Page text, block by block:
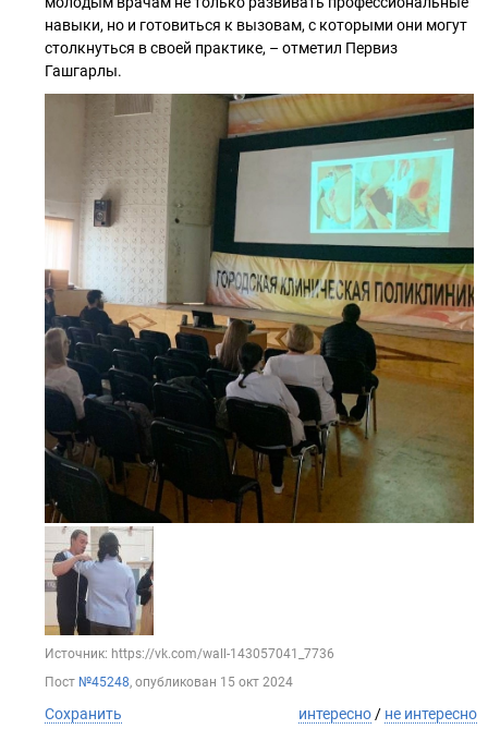
навыки, но и готовиться к вызовам, с которыми они могут
столкнуться в своей практике, – отметил Первиз
Гашгарлы.
Источник: https://vk.com/wall-143057041_7736
Пост №45248, опубликован 15 окт 2024
Сохранить интересно / не интересно